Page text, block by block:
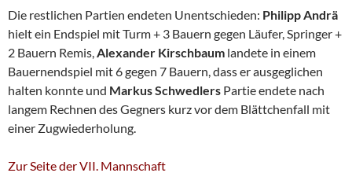
Die restlichen Partien endeten Unentschieden: Philipp Andrä
hielt ein Endspiel mit Turm + 3 Bauern gegen Läufer, Springer +
2 Bauern Remis,Alexander Kirschbaum landete in einem
Bauernendspiel mit 6 gegen 7 Bauern, dass er ausgeglichen
halten konnte und Markus Schwedlers Partie endete nach
langem Rechnen des Gegners kurz vor dem Blättchenfall mit
einer Zugwiederholung.
Zur Seite der VII. Mannschaft